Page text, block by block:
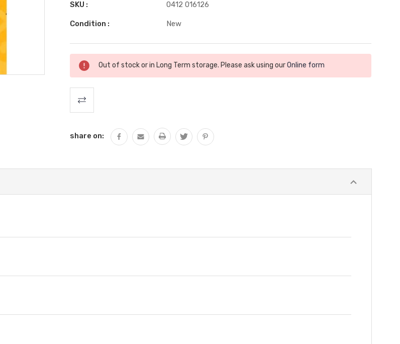
SKU : 0412 016126
Condition : New
Stock
actuel
Out of stock or in Long Term storage. Please ask using ourOnline form
share on: